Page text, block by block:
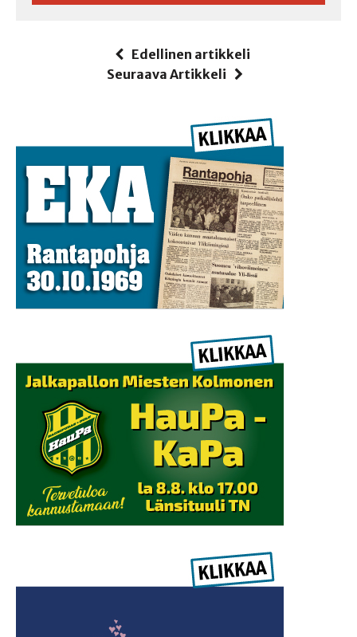
Edellinen artikkeli
Seuraava Artikkeli